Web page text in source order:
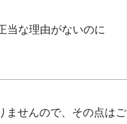
当な理由がないのに
ませんので、その点はご